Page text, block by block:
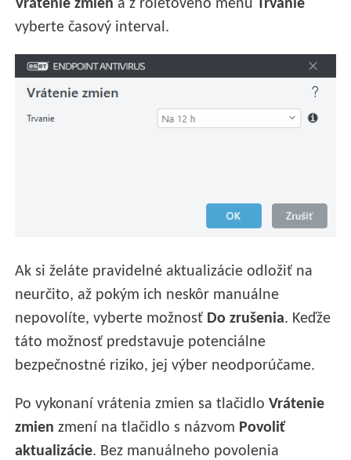
Vrátenie zmien a z roletového menuTrvanie
vyberte časový interval.
Ak si želáte pravidelné aktualizácie odložiť na
neurčito, až pokým ich neskôr manuálne
nepovolíte, vyberte možnosť Do zrušenia. Keďže
táto možnosť predstavuje potenciálne
bezpečnostné riziko, jej výber neodporúčame.
Po vykonaní vrátenia zmien sa tlačidloVrátenie
zmien zmení na tlačidlo s názvom Povoliť
aktualizácie. Bez manuálneho povolenia